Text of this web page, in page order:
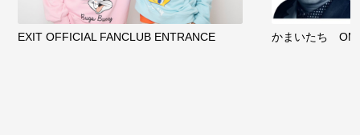
EXIT OFFICIAL FANCLUB ENTRANCE かまいたち